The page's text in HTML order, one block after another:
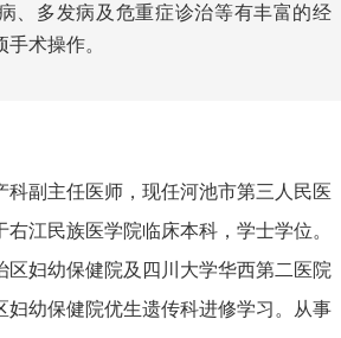
、多发病及危重症诊治等有丰富的经
术操作。
科副主任医师，现任河池市第三人民医
江民族医学院临床本科，学士学位。
区妇幼保健院及四川大学华西第二医院
妇幼保健院优生遗传科进修学习。从事